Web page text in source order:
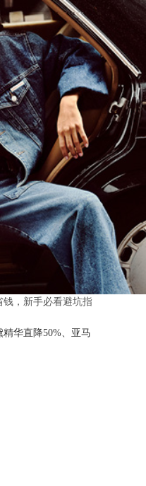
钱，新手必看避坑指
华直降50%、亚马